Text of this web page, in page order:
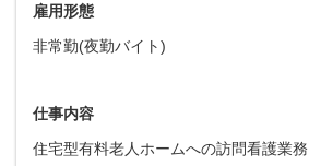
雇用形態
非常勤(夜勤バイト)
仕事内容
住宅型有料老人ホームへの訪問看護業務